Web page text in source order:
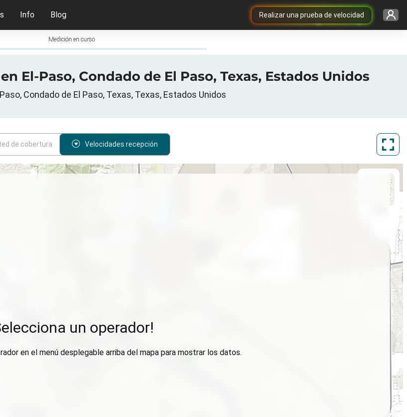
Realizar una prueba de velocidad
Info Blog
Medición en curso
El-Paso, Condado de El Paso, Texas, Estados Unidos
Condado de El Paso, Texas, Texas, Estados Unidos
de cobertura Velocidades recepción
un operador!
en el menú desplegable arriba del mapa para mostrar los datos.